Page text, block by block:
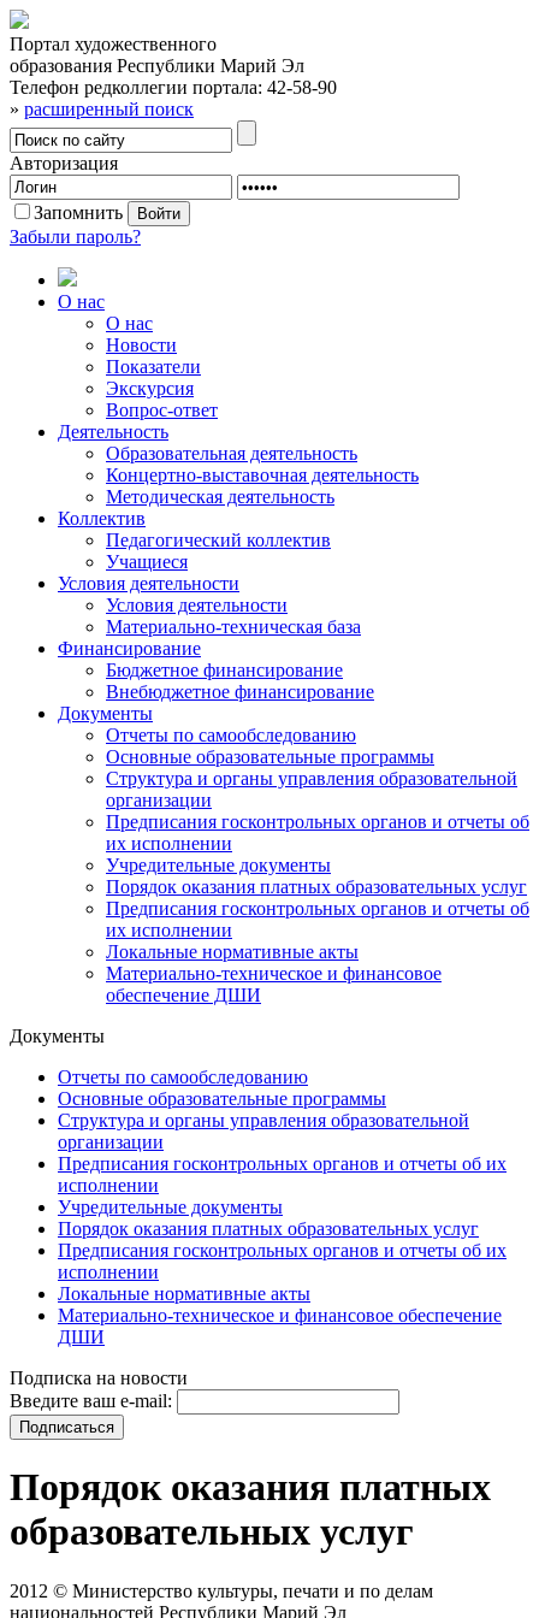
Портал художественного
образования Республики Марий Эл
Телефон редколлегии портала: 42-58-90
» расширенный поиск
Авторизация
Запомнить
Забыли пароль?
О нас
О нас
Новости
Показатели
Экскурсия
Вопрос-ответ
Деятельность
Образовательная деятельность
Концертно-выставочная деятельность
Методическая деятельность
Коллектив
Педагогический коллектив
Учащиеся
Условия деятельности
Условия деятельности
Материально-техническая база
Финансирование
Бюджетное финансирование
Внебюджетное финансирование
Документы
Отчеты по самообследованию
Основные образовательные программы
Структура и органы управления образовательной
организации
Предписания госконтрольных органов и отчеты об
их исполнении
Учредительные документы
Порядок оказания платных образовательных услуг
Предписания госконтрольных органов и отчеты об
их исполнении
Локальные нормативные акты
Материально-техническое и финансовое
обеспечение ДШИ
Документы
Отчеты по самообследованию
Основные образовательные программы
Структура и органы управления образовательной
организации
Предписания госконтрольных органов и отчеты об их
исполнении
Учредительные документы
Порядок оказания платных образовательных услуг
Предписания госконтрольных органов и отчеты об их
исполнении
Локальные нормативные акты
Материально-техническое и финансовое обеспечение
ДШИ
Подписка на новости
Введите ваш e-mail:
Порядок оказания платных
образовательных услуг
2012 © Министерство культуры, печати и по делам
национальностей Республики Марий Эл